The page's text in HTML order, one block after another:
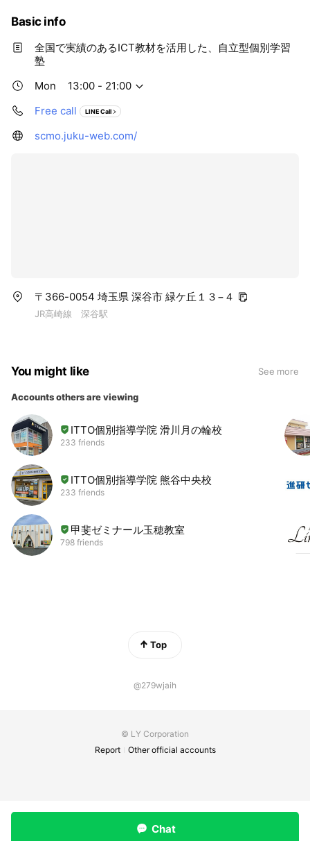
Basic info
全国で実績のあるICT教材を活用した、自立型個別学習
塾
Mon
13:00 - 21:00
Free call
LINE Call
scmo.juku-web.com/
〒366-0054 埼玉県 深谷市 緑ケ丘１３−４
JR高崎線 深谷駅
You might like See more
Accounts others are viewing
ITTO個別指導学院 滑川月の輪校
233 friends
ITTO個別指導学院 熊谷中央校
233 friends
甲斐ゼミナール玉穂教室
798 friends
Top
@279wjaih
© LY Corporation
Report
Other official accounts
Chat